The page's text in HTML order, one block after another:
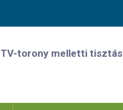
TV-torony melletti tisztás